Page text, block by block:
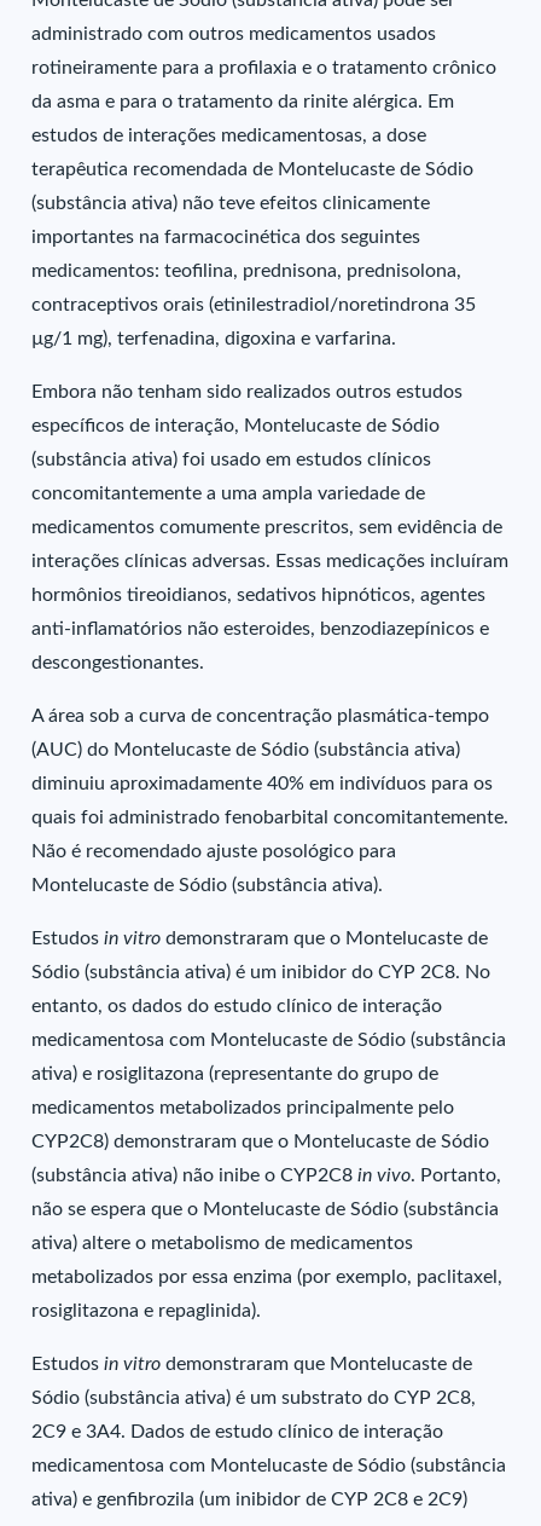
administrado com outros medicamentos usados
rotineiramente para a profilaxia e o tratamento crônico
da asma e para o tratamento da rinite alérgica. Em
estudos de interações medicamentosas, a dose
terapêutica recomendada de Montelucaste de Sódio
(substância ativa) não teve efeitos clinicamente
importantes na farmacocinética dos seguintes
medicamentos: teofilina, prednisona, prednisolona,
contraceptivos orais (etinilestradiol/noretindrona 35
µg/1 mg), terfenadina, digoxina e varfarina.
Embora não tenham sido realizados outros estudos
específicos de interação, Montelucaste de Sódio
(substância ativa) foi usado em estudos clínicos
concomitantemente a uma ampla variedade de
medicamentos comumente prescritos, sem evidência de
interações clínicas adversas. Essas medicações incluíram
hormônios tireoidianos, sedativos hipnóticos, agentes
anti-inflamatórios não esteroides, benzodiazepínicos e
descongestionantes.
A área sob a curva de concentração plasmática-tempo
(AUC) do Montelucaste de Sódio (substância ativa)
diminuiu aproximadamente 40% em indivíduos para os
quais foi administrado fenobarbital concomitantemente.
Não é recomendado ajuste posológico para
Montelucaste de Sódio (substância ativa).
Estudosin vitro demonstraram que o Montelucaste de
Sódio (substância ativa) é um inibidor do CYP 2C8. No
entanto, os dados do estudo clínico de interação
medicamentosa com Montelucaste de Sódio (substância
ativa) e rosiglitazona (representante do grupo de
medicamentos metabolizados principalmente pelo
CYP2C8) demonstraram que o Montelucaste de Sódio
(substância ativa) não inibe o CYP2C8in vivo. Portanto,
não se espera que o Montelucaste de Sódio (substância
ativa) altere o metabolismo de medicamentos
metabolizados por essa enzima (por exemplo, paclitaxel,
rosiglitazona e repaglinida).
Estudosin vitro demonstraram que Montelucaste de
Sódio (substância ativa) é um substrato do CYP 2C8,
2C9 e 3A4. Dados de estudo clínico de interação
medicamentosa com Montelucaste de Sódio (substância
ativa) e genfibrozila (um inibidor de CYP 2C8 e 2C9)